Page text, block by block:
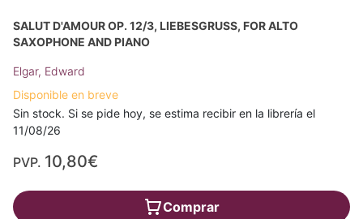
SALUT D'AMOUR OP. 12/3, LIEBESGRUSS, FOR ALTO S
AXOPHONE AND PIANO
Elgar, Edward
Disponible en breve
Sin stock. Si se pide hoy, se estima recibir en la librería el
11/08/26
PVP. 10,80€
Comprar